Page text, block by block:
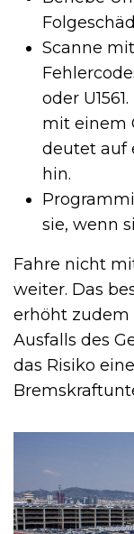
Scanne
oder
mit einem
deutet auf
hin.
sie, wenn
Fahre nicht
weiter. Das
erhöht zudem
Ausfalls des
das Risiko